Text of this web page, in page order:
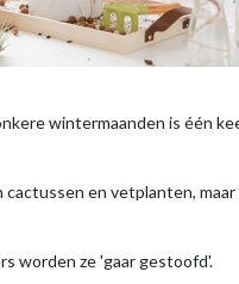
wintermaanden is één
en vetplanten, maar
worden ze 'gaar gestoofd'.